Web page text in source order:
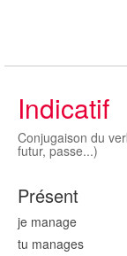
Indicatif
Conjugaison du
futur, passe...)
Présent
je manage
tu manages